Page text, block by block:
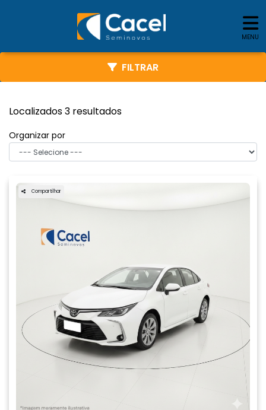
MENU
Localizados 3 resultados
FILTRAR
Organizar por
Compartilhar